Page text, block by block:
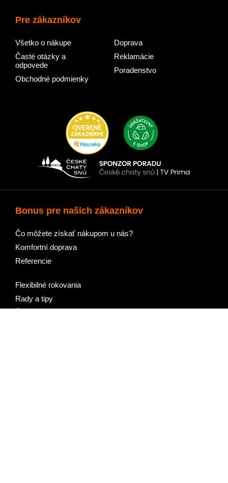
Pre zákazníkov
Všetko o nákupe
Časté otázky a
odpovede
Obchodné podmienky
Doprava
Reklamácie
Poradenstvo
Bonus pre našich zákazníkov
Čo môžete získať nákupom u nás?
Komfortní doprava
Referencie
Flexibilné rokovania
Rady a tipy